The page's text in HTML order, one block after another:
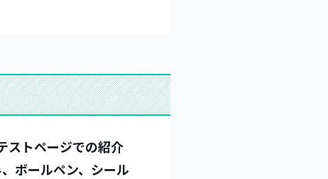
ストページでの紹介
ボールペン、シール